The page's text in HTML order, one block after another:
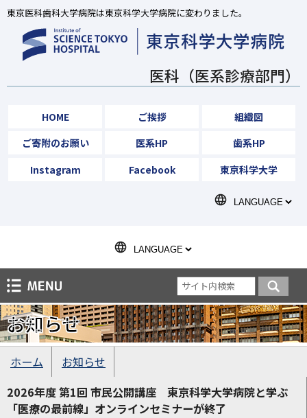
東京医科歯科大学病院は東京科学大学病院に変わりました。
医科（医系診療部門）
HOME ご挨拶
組織図
ご寄附のお願い
医系HP
歯系HP
Instagram
Facebook 東京科学大学
お知らせ
ホーム
お知らせ
2026年度 第1回 市民公開講座 東京科学大学病院と学ぶ
「医療の最前線」オンラインセミナーが終了